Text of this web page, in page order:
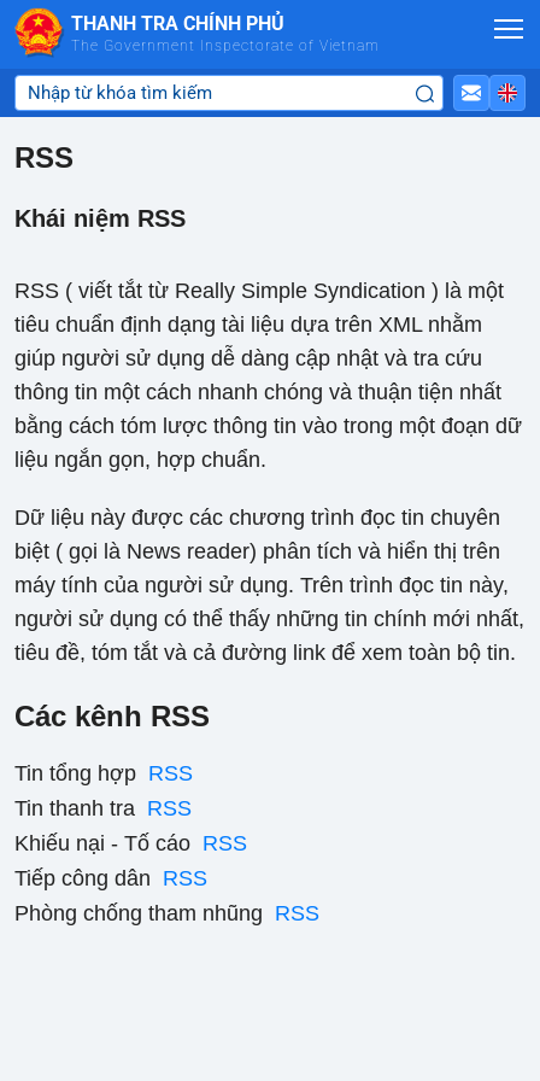
Skip to Main Content
THANH TRA CHÍNH PHỦ
The Government Inspectorate of Vietnam
RSS
Khái niệm RSS
RSS ( viết tắt từ Really Simple Syndication ) là một
tiêu chuẩn định dạng tài liệu dựa trên XML nhằm
giúp người sử dụng dễ dàng cập nhật và tra cứu
thông tin một cách nhanh chóng và thuận tiện nhất
bằng cách tóm lược thông tin vào trong một đoạn dữ
liệu ngắn gọn, hợp chuẩn.
Dữ liệu này được các chương trình đọc tin chuyên
biệt ( gọi là News reader) phân tích và hiển thị trên
máy tính của người sử dụng. Trên trình đọc tin này,
người sử dụng có thể thấy những tin chính mới nhất,
tiêu đề, tóm tắt và cả đường link để xem toàn bộ tin.
Các kênh RSS
Tin tổng hợp RSS
Tin thanh tra RSS
Khiếu nại - Tố cáo RSS
Tiếp công dân RSS
Phòng chống tham nhũng RSS